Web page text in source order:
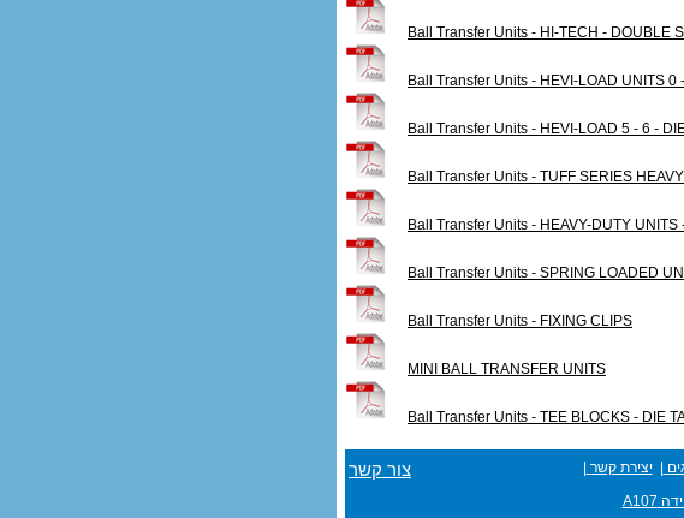
Ball Transfer Units - HI-TECH - DOUBLE
Ball Transfer Units - HEVI-LOAD UNITS 0
Ball Transfer Units - HEVI-LOAD 5 - 6 -
Ball Transfer Units - TUFF SERIES
Ball Transfer Units - HEAVY-DUTY UNITS
Ball Transfer Units - SPRING LOADED
Ball Transfer Units - FIXING CLIPS
MINI BALL TRANSFER UNITS
Ball Transfer Units - TEE BLOCKS - DIE
| יצירת קשר |
צור קשר